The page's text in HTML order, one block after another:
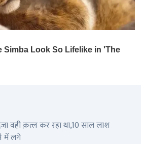
वही क़त्ल कर रहा था,10 साल लाश
में लगे